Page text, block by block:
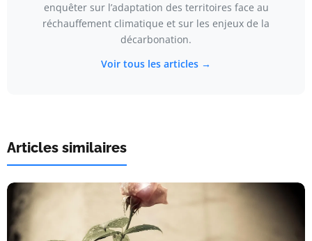
enquêter sur l’adaptation des territoires face au
réchauffement climatique et sur les enjeux de la
décarbonation.
Voir tous les articles →
Articles similaires